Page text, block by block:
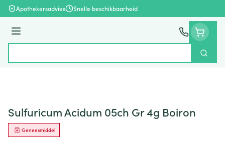
Ga naar de inhoud
Apothekersadvies Snelle beschikbaarheid
Menu
Zoek
Sulfuricum Acidum 05ch Gr 4g Boiron
Geneesmiddel